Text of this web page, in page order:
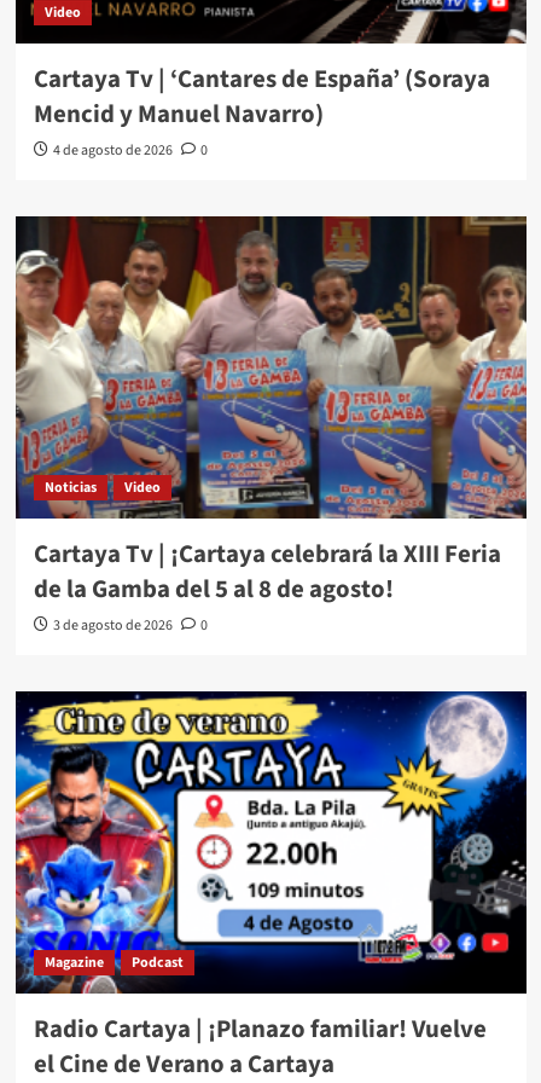
Video
Cartaya Tv | ‘Cantares de España’ (Soraya
Mencid y Manuel Navarro)
4 de agosto de 2026 0
Noticias Video
Cartaya Tv | ¡Cartaya celebrará la XIII Feria
de la Gamba del 5 al 8 de agosto!
3 de agosto de 2026 0
Magazine Podcast
Radio Cartaya | ¡Planazo familiar! Vuelve
el Cine de Verano a Cartaya